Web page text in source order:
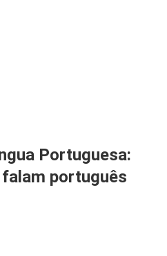
Portuguesa:
português